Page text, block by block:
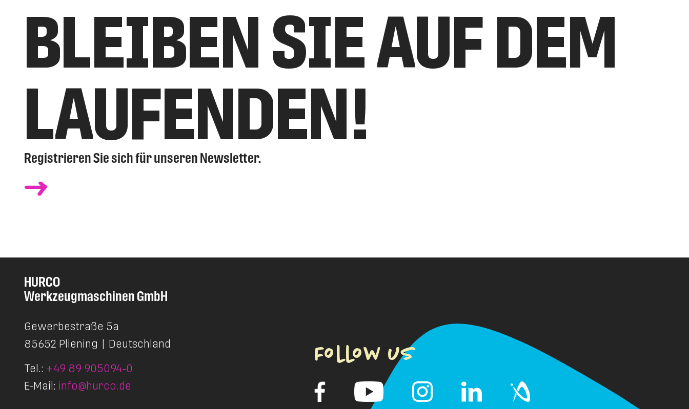
BLEIBEN SIE AUF DEM
LAUFENDEN!
Registrieren Sie sich für unseren Newsletter.
HURCO
Werkzeugmaschinen GmbH
Gewerbestraße 5a
85652 Pliening | Deutschland
Tel.: +49 89 905094‑0
E-Mail: info@hurco.de
Follow us